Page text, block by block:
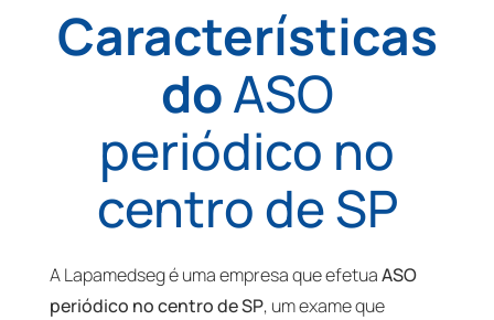
Características
doASO
periódico no
centro de SP
A Lapamedseg é uma empresa que efetuaASO
periódico no centro de SP, um exame que